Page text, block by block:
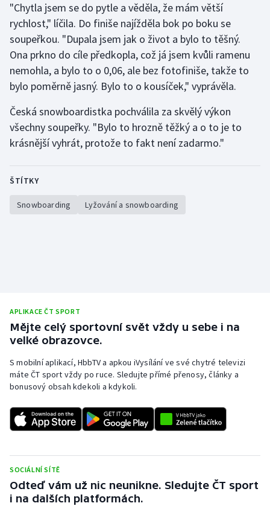
Rychlobruslení
Rychlostní kanoistika
Short track
Stolní tenis
"Chytla jsem se do pytle a věděla, že mám větší
rychlost," líčila. Do finiše najížděla bok po boku se
soupeřkou. "Dupala jsem jak o život a bylo to těšný.
Ona prkno do cíle předkopla, což já jsem kvůli ramenu
nemohla, a bylo to o 0,06, ale bez fotofiniše, takže to
bylo poměrně jasný. Bylo to o kousíček," vyprávěla.
Česká snowboardistka pochválila za skvělý výkon
všechny soupeřky. "Bylo to hrozně těžký a o to je to
krásnější vyhrát, protože to fakt není zadarmo."
ŠTÍTKY
Snowboarding Lyžování a snowboarding
APLIKACE ČT SPORT
Mějte celý sportovní svět vždy u sebe i na
velké obrazovce.
S mobilní aplikací, HbbTV a apkou iVysílání ve své chytré televizi
máte ČT sport vždy po ruce. Sledujte přímé přenosy, články a
bonusový obsah kdekoli a kdykoli.
SOCIÁLNÍ SÍTĚ
Odteď vám už nic neunikne. Sledujte ČT sport
i na dalších platformách.